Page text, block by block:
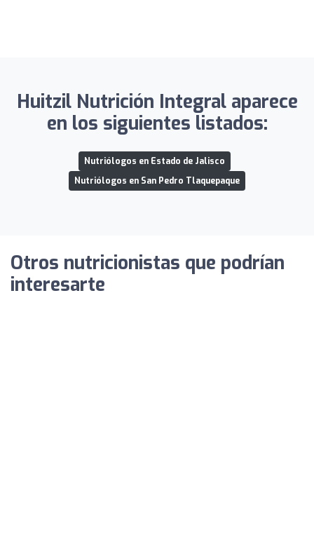
Huitzil Nutrición Integral aparece
en los siguientes listados:
Nutriólogos en Estado de Jalisco
Nutriólogos en San Pedro Tlaquepaque
Otros nutricionistas que podrían
interesarte